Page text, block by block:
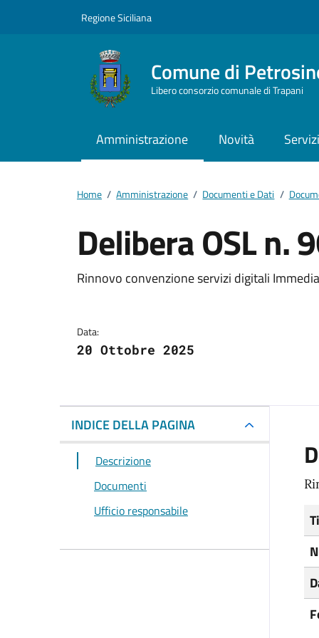
Regione Siciliana
Comune di
Libero consorzio comunale di Trapani
Amministrazione Novità Servizi
Home / Amministrazione / Documenti e Dati /
Delibera OSL
Dettagli del
Rinnovo convenzione servizi digitali
Data:
20 Ottobre 2025
INDICE DELLA PAGINA
Descrizione
Documenti
Ufficio responsabile